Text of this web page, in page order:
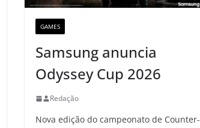
GAMES
Samsung anuncia
Odyssey Cup 2026
Redação
Nova edição do campeonato de Counter-